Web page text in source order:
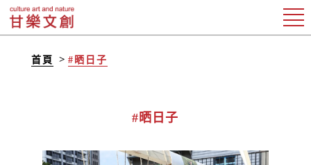
首頁 #晒日子
#晒日子